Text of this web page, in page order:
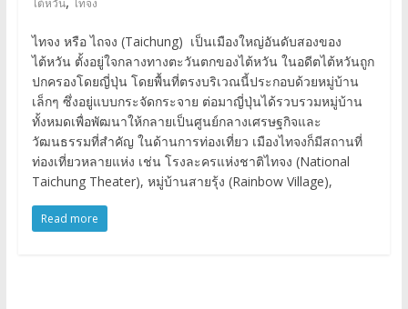
ไต้หวัน ไทจง
ไทจง หรือ ไถจง (Taichung) เป็นเมืองใหญ่อันดับสองของ
ไต้หวัน ตั้งอยู่ใจกลางทางตะวันตกของไต้หวัน ในอดีตไต้หวันถูก
ปกครองโดยญี่ปุ่น โดยพื้นที่ตรงบริเวณนี้ประกอบด้วยหมู่บ้าน
เล็กๆ ซึ่งอยู่แบบกระจัดกระจาย ต่อมาญี่ปุ่นได้รวบรวมหมู่บ้าน
ทั้งหมดเพื่อพัฒนาให้กลายเป็นศูนย์กลางเศรษฐกิจและ
วัฒนธรรมที่สำคัญ ในด้านการท่องเที่ยว เมืองไทจงก็มีสถานที่
ท่องเที่ยวหลายแห่ง เช่น โรงละครแห่งชาติไทจง (National
Taichung Theater), หมู่บ้านสายรุ้ง (Rainbow Village),
Read more